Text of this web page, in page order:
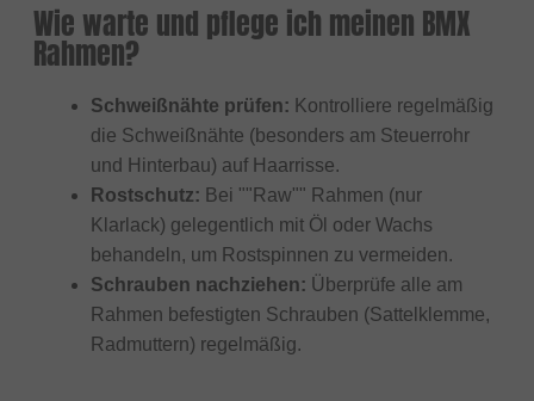
Wie warte und pflege ich meinen BMX
Rahmen?
Schweißnähte prüfen: Kontrolliere regelmäßig
die Schweißnähte (besonders am Steuerrohr
und Hinterbau) auf Haarrisse.
Rostschutz: Bei ""Raw"" Rahmen (nur
Klarlack) gelegentlich mit Öl oder Wachs
behandeln, um Rostspinnen zu vermeiden.
Schrauben nachziehen: Überprüfe alle am
Rahmen befestigten Schrauben (Sattelklemme,
Radmuttern) regelmäßig.